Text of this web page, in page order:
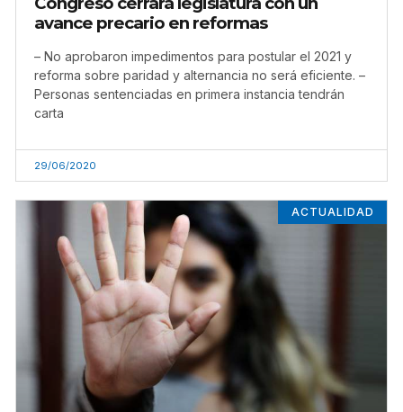
avance precario en reformas
– No aprobaron impedimentos para postular el 2021 y
reforma sobre paridad y alternancia no será eficiente. –
Personas sentenciadas en primera instancia tendrán
carta
29/06/2020
ACTUALIDAD